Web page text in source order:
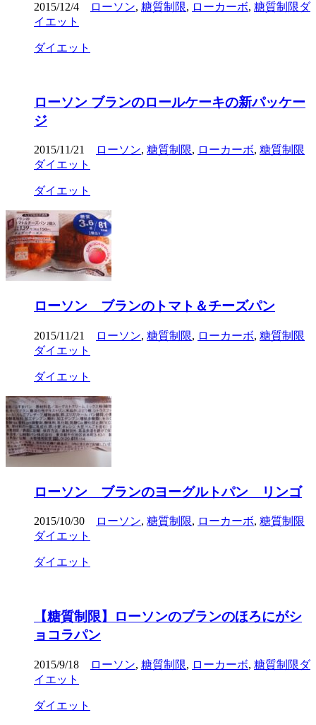
2015/12/4 ローソン, 糖質制限, ローカーボ, 糖質制限ダ
イエット
ダイエット
ローソン ブランのロールケーキの新パッケー
ジ
2015/11/21 ローソン, 糖質制限, ローカーボ, 糖質制限
ダイエット
ダイエット
ローソン ブランのトマト＆チーズパン
2015/11/21 ローソン, 糖質制限, ローカーボ, 糖質制限
ダイエット
ダイエット
ローソン ブランのヨーグルトパン リンゴ
2015/10/30 ローソン, 糖質制限, ローカーボ, 糖質制限
ダイエット
ダイエット
【糖質制限】ローソンのブランのほろにがシ
ョコラパン
2015/9/18 ローソン, 糖質制限, ローカーボ, 糖質制限ダ
イエット
ダイエット